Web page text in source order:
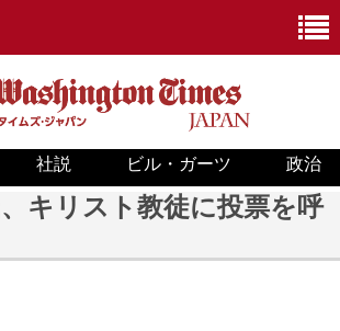
社説 ビル・ガーツ 政治
、キリスト教徒に投票を呼